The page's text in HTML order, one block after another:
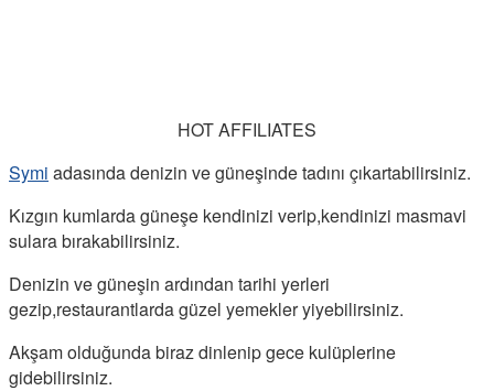
HOT AFFILIATES
Symi adasında denizin ve güneşinde tadını çıkartabilirsiniz.
Kızgın kumlarda güneşe kendinizi verip,kendinizi masmavi
sulara bırakabilirsiniz.
Denizin ve güneşin ardından tarihi yerleri
gezip,restaurantlarda güzel yemekler yiyebilirsiniz.
Akşam olduğunda biraz dinlenip gece kulüplerine
gidebilirsiniz.